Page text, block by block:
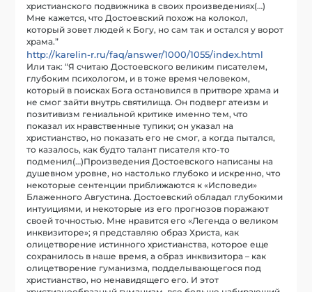
христианского подвижника в своих произведениях(…)
Мне кажется, что Достоевский похож на колокол,
который зовет людей к Богу, но сам так и остался у ворот
храма.”
http://karelin-r.ru/faq/answer/1000/1055/index.html
Или так: “Я считаю Достоевского великим писателем,
глубоким психологом, и в тоже время человеком,
который в поисках Бога остановился в притворе храма и
не смог зайти внутрь святилища. Он подверг атеизм и
позитивизм гениальной критике именно тем, что
показал их нравственные тупики; он указал на
христианство, но показать его не смог, а когда пытался,
то казалось, как будто талант писателя кто-то
подменил(…)Произведения Достоевского написаны на
душевном уровне, но настолько глубоко и искренно, что
некоторые сентенции приближаются к «Исповеди»
Блаженного Августина. Достоевский обладал глубокими
интуициями, и некоторые из его прогнозов поражают
своей точностью. Мне нравится его «Легенда о великом
инквизиторе»; я представляю образ Христа, как
олицетворение истинного христианства, которое еще
сохранилось в наше время, а образ инквизитора – как
олицетворение гуманизма, подделывающегося под
христианство, но ненавидящего его. И этот